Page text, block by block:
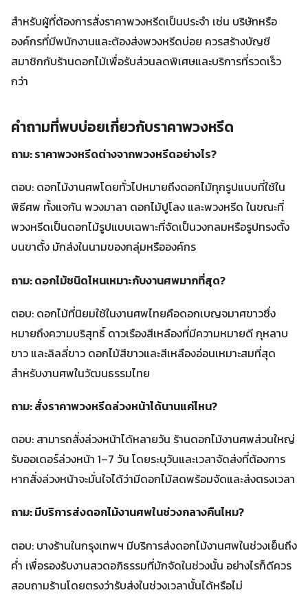
สำหรับผู้ที่ต้องการสั่งราคาพวงหรีดเป็นประจำ เช่น บริษัทหรือ
องค์กรที่มีพนักงานและต้องส่งพวงหรีดบ่อย ควรสร้างบัญชี
สมาชิกกับร้านดอกไม้เพื่อรับส่วนลดพิเศษและบริการที่รวดเร็ว
กว่า
คำถามที่พบบ่อยเกี่ยวกับราคาพวงหรีด
ถาม: ราคาพวงหรีดต่างจากพวงหรีดอย่างไร?
ตอบ: ดอกไม้งานศพโดยทั่วไปหมายถึงดอกไม้ทุกรูปแบบที่ใช้ใน
พิธีศพ ทั้งแจกัน พวงมาลา ดอกไม้ปูโลง และพวงหรีด ในขณะที่
พวงหรีดเป็นดอกไม้รูปแบบเฉพาะที่จัดเป็นวงกลมหรือรูปทรงตั้ง
บนขาตั้ง มักส่งในนามของกลุ่มหรือองค์กร
ถาม: ดอกไม้ชนิดไหนเหมาะกับงานศพมากที่สุด?
ตอบ: ดอกไม้ที่นิยมใช้ในงานศพไทยคือดอกเบญจมาศขาวซึ่ง
หมายถึงความบริสุทธิ์ ดาวเรืองสีเหลืองที่มีความหมายดี กุหลาบ
ขาว และลิลลี่ขาว ดอกไม้สีขาวและสีเหลืองอ่อนเหมาะสมที่สุด
สำหรับงานศพในวัฒนธรรมไทย
ถาม: สั่งราคาพวงหรีดล่วงหน้าได้นานแค่ไหน?
ตอบ: สามารถสั่งล่วงหน้าได้หลายวัน ร้านดอกไม้งานศพส่วนใหญ่
รับออเดอร์ล่วงหน้า 1–7 วัน โดยระบุวันและเวลาจัดส่งที่ต้องการ
หากสั่งล่วงหน้าจะมั่นใจได้ว่ามีดอกไม้สดพร้อมจัดและส่งตรงเวลา
ถาม: มีบริการส่งดอกไม้งานศพในช่วงกลางคืนไหม?
ตอบ: บางร้านในกรุงเทพฯ มีบริการส่งดอกไม้งานศพในช่วงเย็นถึง
ค่ำ เพื่อรองรับงานสวดอภิธรรมที่มักจัดในช่วงนั้น อย่างไรก็ดีควร
สอบถามร้านโดยตรงว่ารับส่งในช่วงเวลานั้นได้หรือไม่